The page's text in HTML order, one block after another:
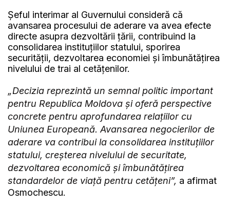
Șeful interimar al Guvernului consideră că
avansarea procesului de aderare va avea efecte
directe asupra dezvoltării țării, contribuind la
consolidarea instituțiilor statului, sporirea
securității, dezvoltarea economiei și îmbunătățirea
nivelului de trai al cetățenilor.
„Decizia reprezintă un semnal politic important
pentru Republica Moldova și oferă perspective
concrete pentru aprofundarea relațiilor cu
Uniunea Europeană. Avansarea negocierilor de
aderare va contribui la consolidarea instituțiilor
statului, creșterea nivelului de securitate,
dezvoltarea economică și îmbunătățirea
standardelor de viață pentru cetățeni”, a afirmat
Osmochescu.